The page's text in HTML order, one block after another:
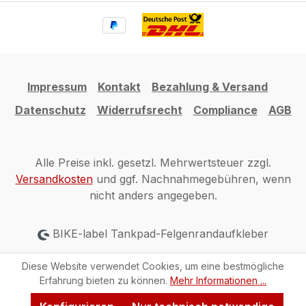
Impressum Kontakt
Bezahlung & Versand
Datenschutz
Widerrufsrecht Compliance AGB
Alle Preise inkl. gesetzl. Mehrwertsteuer zzgl.
Versandkostenund ggf. Nachnahmegebühren, wenn
nicht anders angegeben.
BIKE-label Tankpad-Felgenrandaufkleber
Diese Website verwendet Cookies, um eine bestmögliche
Erfahrung bieten zu können. Mehr Informationen ...